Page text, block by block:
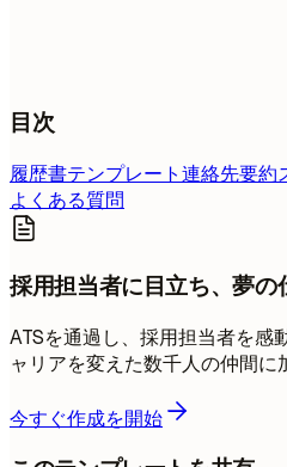
目次
履歴書テンプレート連絡先要約
よくある質問
採用担当者に目立ち、夢の
ATSを通過し、採用担当者を感
ャリアを変えた数千人の仲間に
今すぐ作成を開始